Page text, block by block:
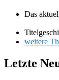
Das
wei­tere
Letzte